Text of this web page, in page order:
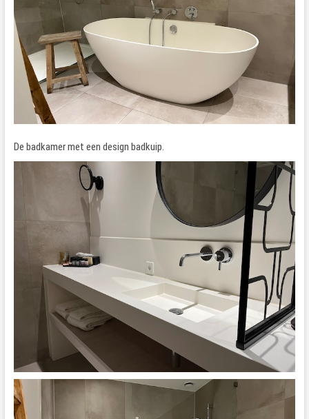
De badkamer met een design badkuip.